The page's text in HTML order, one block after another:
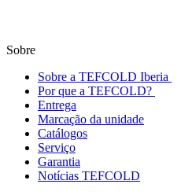
Sobre
Sobre a TEFCOLD Iberia
Por que a TEFCOLD?
Entrega
Marcação da unidade
Catálogos
Serviço
Garantia
Notícias TEFCOLD